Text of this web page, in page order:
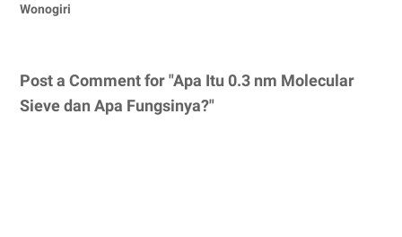
Wonogiri
Post a Comment for "Apa Itu 0.3 nm Molecular
Sieve dan Apa Fungsinya?"